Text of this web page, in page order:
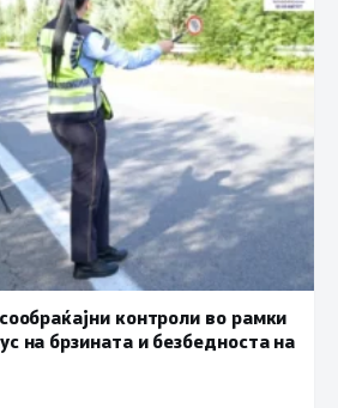
контроли во рамки
на брзината и безбедноста на